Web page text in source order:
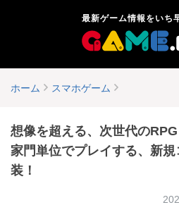
最新ゲーム情報をいち
ホーム スマホゲーム
想像を超える、次世代のRPG
家門単位でプレイする、新
装！